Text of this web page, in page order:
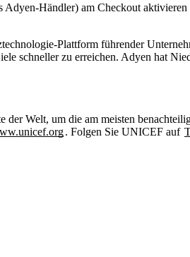
Adyen-Händler) am Checkout
Plattform führender
schneller zu erreichen. Adyen hat
Welt, um die am meisten
. Folgen Sie UNICEF auf